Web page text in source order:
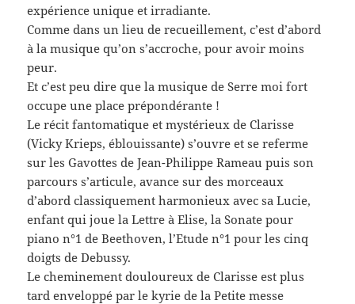
expérience unique et irradiante.
Comme dans un lieu de recueillement, c’est d’abord
à la musique qu’on s’accroche, pour avoir moins
peur.
Et c’est peu dire que la musique de Serre moi fort
occupe une place prépondérante !
Le récit fantomatique et mystérieux de Clarisse
(Vicky Krieps, éblouissante) s’ouvre et se referme
sur les Gavottes de Jean-Philippe Rameau puis son
parcours s’articule, avance sur des morceaux
d’abord classiquement harmonieux avec sa Lucie,
enfant qui joue la Lettre à Elise, la Sonate pour
piano n°1 de Beethoven, l’Etude n°1 pour les cinq
doigts de Debussy.
Le cheminement douloureux de Clarisse est plus
tard enveloppé par le kyrie de la Petite messe